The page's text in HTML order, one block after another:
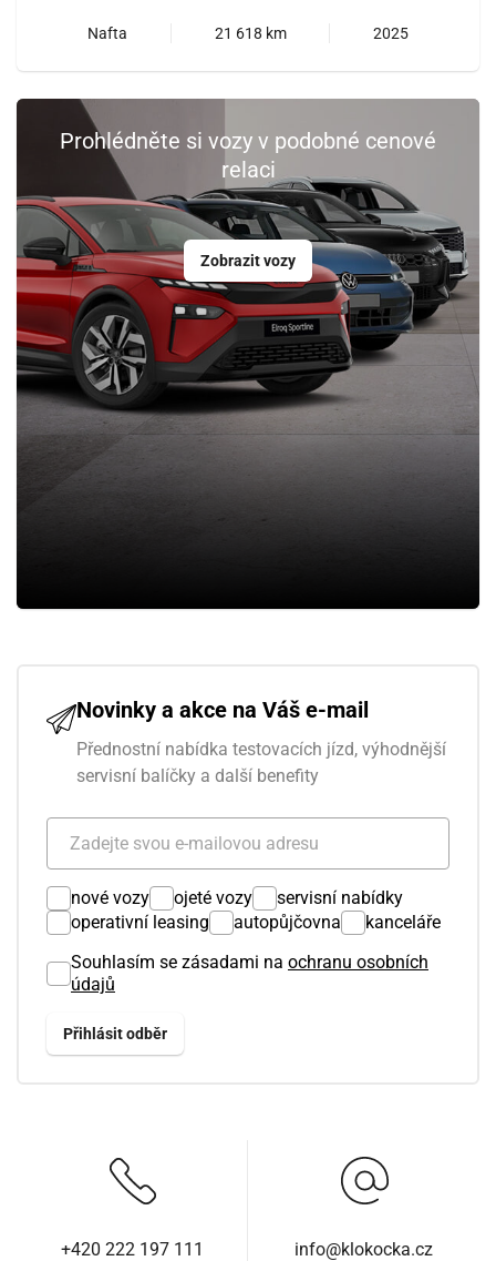
Nafta 21 618 km 2025
Prohlédněte si vozy v podobné cenové
relaci
Zobrazit vozy
Novinky a akce na Váš e-mail
Přednostní nabídka testovacích jízd, výhodnější
servisní balíčky a další benefity
nové vozy ojeté vozy
servisní nabídky
operativní leasing
autopůjčovna
kanceláře
Souhlasím se zásadami na ochranu osobních
údajů
+420 222 197 111 info@klokocka.cz